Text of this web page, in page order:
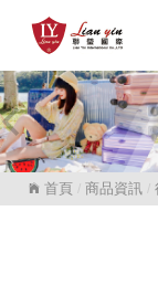
首頁 商品資訊